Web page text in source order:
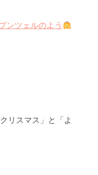
ンツェルのよう
リスマス」と「よ